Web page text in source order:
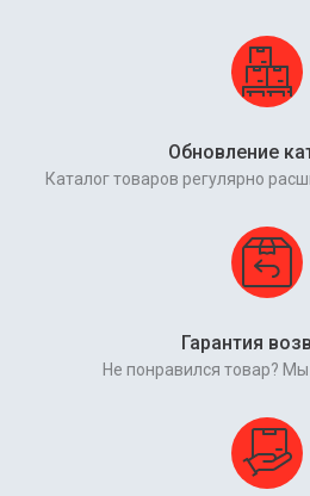
Обновление
Каталог товаров регулярно
Гарантия
Не понравился товар?